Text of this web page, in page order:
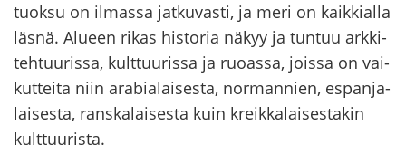
tuok­su on il­mas­sa jat­ku­vas­ti, ja meri on kaik­kial­la
läsnä. Alu­een rikas his­to­ria näkyy ja tun­tuu ark­ki­
teh­tuu­ris­sa, kult­tuu­ris­sa ja ruo­as­sa, jois­sa on vai­
kut­tei­ta niin ara­bia­lai­ses­ta, nor­man­nien, es­pan­ja­
lai­ses­ta, rans­ka­lai­ses­ta kuin kreik­ka­lai­ses­ta­kin
kult­tuu­ris­ta.